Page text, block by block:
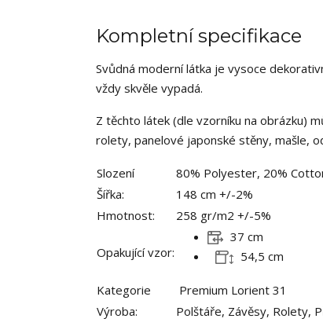
Kompletní specifikace
Svůdná moderní látka je vysoce
vždy skvěle vypadá.
Z těchto látek (dle vzorníku na obrázku)
rolety, panelové japonské stěny, mašle,
Slození
80% Polyester, 20%
Šířka:
148 cm +/-2%
Hmotnost:
258 gr/m2 +/-5%
Opakující vzor:
37 cm
54,5 cm
Kategorie
Premium Lorient 31
Výroba:
Polštáře, Závěsy, Rolety,